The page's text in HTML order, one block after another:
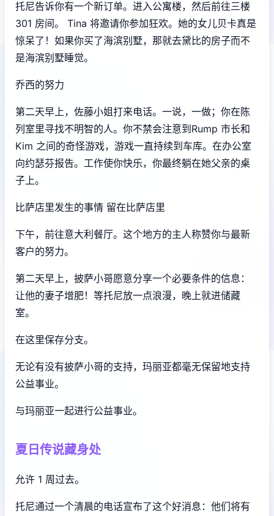
托尼告诉你有一个新订单。进入公寓楼，然后前往三楼
301 房间。 Tina 将邀请你参加狂欢。她的女儿贝卡真是
惊呆了！如果你买了海滨别墅，那就去黛比的房子而不
是海滨别墅睡觉。
乔西的努力
第二天早上，佐藤小姐打来电话。一说，一做；你在陈
列室里寻找不明智的人。你不禁会注意到Rump 市长和
Kim 之间的奇怪游戏，游戏一直持续到车库。在办公室
向约瑟芬报告。工作使你快乐，你最终躺在她父亲的桌
子上。
比萨店里发生的事情 留在比萨店里
下午，前往意大利餐厅。这个地方的主人称赞你与最新
客户的努力。
第二天早上，披萨小哥愿意分享一个必要条件的信息：
让他的妻子增肥！等托尼放一点浪漫，晚上就进储藏
室。
在这里保存分支。
无论有没有披萨小哥的支持，玛丽亚都毫无保留地支持
公益事业。
与玛丽亚一起进行公益事业。
夏日传说藏身处
允许 1 周过去。
托尼通过一个清晨的电话宣布了这个好消息：他们将有